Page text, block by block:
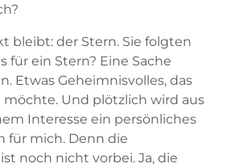
bleibt: der Stern. Sie folgten
für ein Stern? Eine Sache
Etwas Geheimnisvolles, das
Und plötzlich wird aus
Interesse ein persönliches
für mich. Denn die
noch nicht vorbei. Ja, die